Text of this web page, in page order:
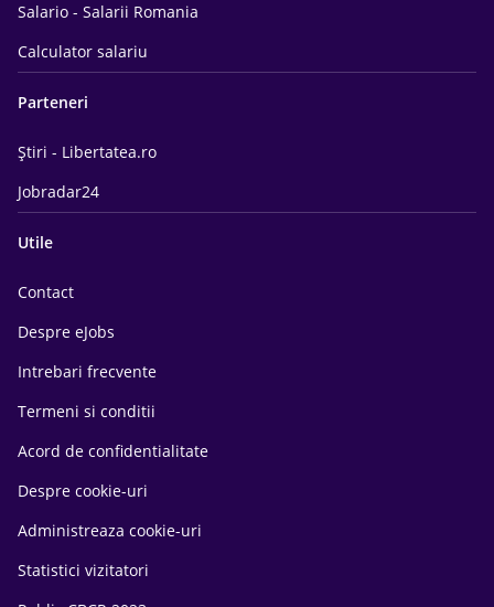
Salario - Salarii Romania
Calculator salariu
Parteneri
Știri - Libertatea.ro
Jobradar24
Utile
Contact
Despre eJobs
Intrebari frecvente
Termeni si conditii
Acord de confidentialitate
Despre cookie-uri
Administreaza cookie-uri
Statistici vizitatori